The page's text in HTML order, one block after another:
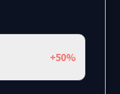
+50%